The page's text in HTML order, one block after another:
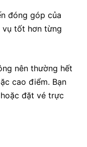
đóng góp của
vụ tốt hơn từng
nên thường hết
cao điểm. Bạn
đặt vé trực